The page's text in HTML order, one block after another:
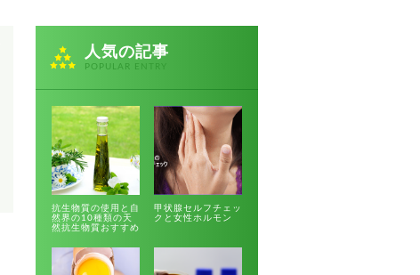
人気の記事
POPULAR ENTRY
抗生物質の使用と自
然界の10種類の天
然抗生物質おすすめ
甲状腺セルフチェッ
クと女性ホルモン